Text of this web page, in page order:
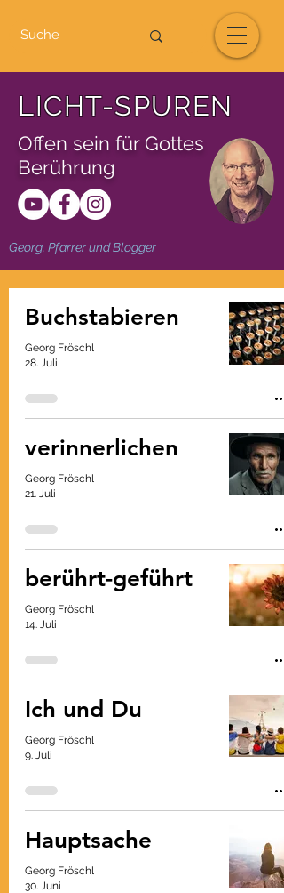
LICHT-SPUREN
Offen sein für Gottes
Berührung
Georg, Pfarrer und Blogger
Buchstabieren
Georg Fröschl
28. Juli
verinnerlichen
Georg Fröschl
21. Juli
berührt-geführt
Georg Fröschl
14. Juli
Ich und Du
Georg Fröschl
9. Juli
Hauptsache
Georg Fröschl
30. Juni